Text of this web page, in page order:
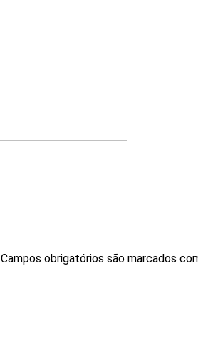
Campos obrigatórios são marcados